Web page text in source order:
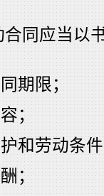
合同应当以
期限；
；
和劳动条
；